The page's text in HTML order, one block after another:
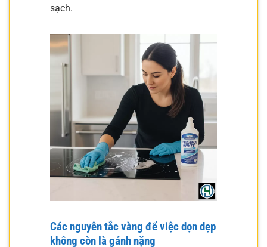
sạch.
Các nguyên tắc vàng để việc dọn dẹp
không còn là gánh nặng